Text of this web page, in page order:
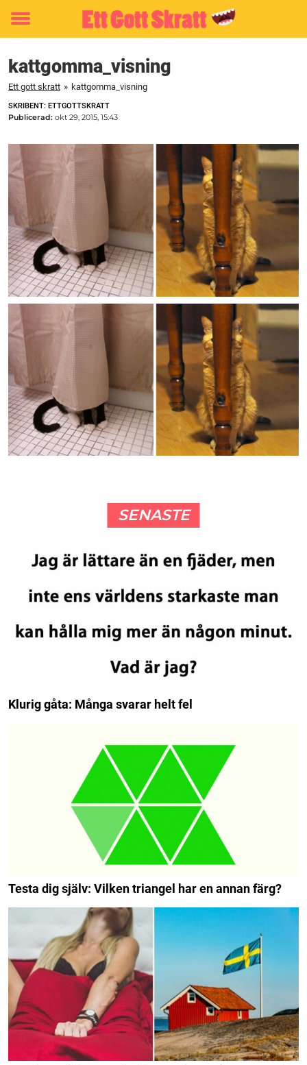
Toggle
kattgomma_visning
Ett gott skratt » kattgomma_visning
SKRIBENT: ETTGOTTSKRATT
Publicerad: okt 29, 2015, 15:43
SENASTE
Klurig gåta: Många svarar helt fel
Testa dig själv: Vilken triangel har en annan färg?